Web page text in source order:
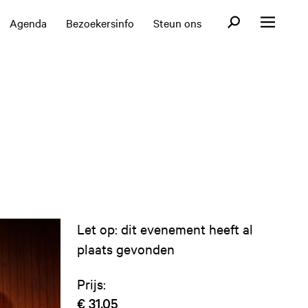
Agenda Bezoekersinfo Steun ons OpenOpen menu
Let op: dit evenement heeft al
plaats gevonden
Prijs:
€ 31,05